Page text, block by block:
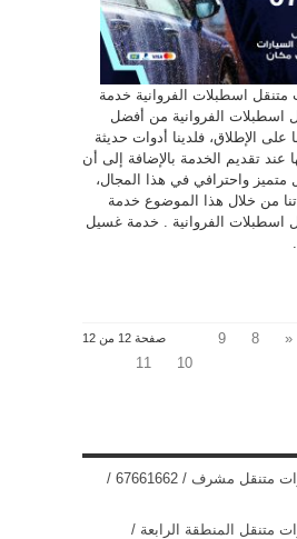
اسطبلات الفروانية خدمة
اسطبلات الفروانية من أفضل
على الإطلاق، فلدينا أدوات حديثة
عند تقديم الخدمة بالإضافة إلى أن
متميز واحترافي في هذا المجال،
من خلال هذا الموضوع خدمة
اسطبلات الفروانية . خدمة غسيل
صفحة 12 من 12 «
8
9
10
11
خدمة غسيل سيارات متنقل مشرف / 67661662 /
متنقل المنطقة الرابعة /